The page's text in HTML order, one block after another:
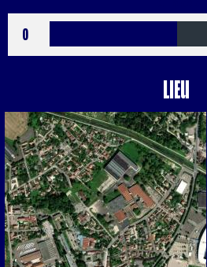
0
Lieu
à Troyes